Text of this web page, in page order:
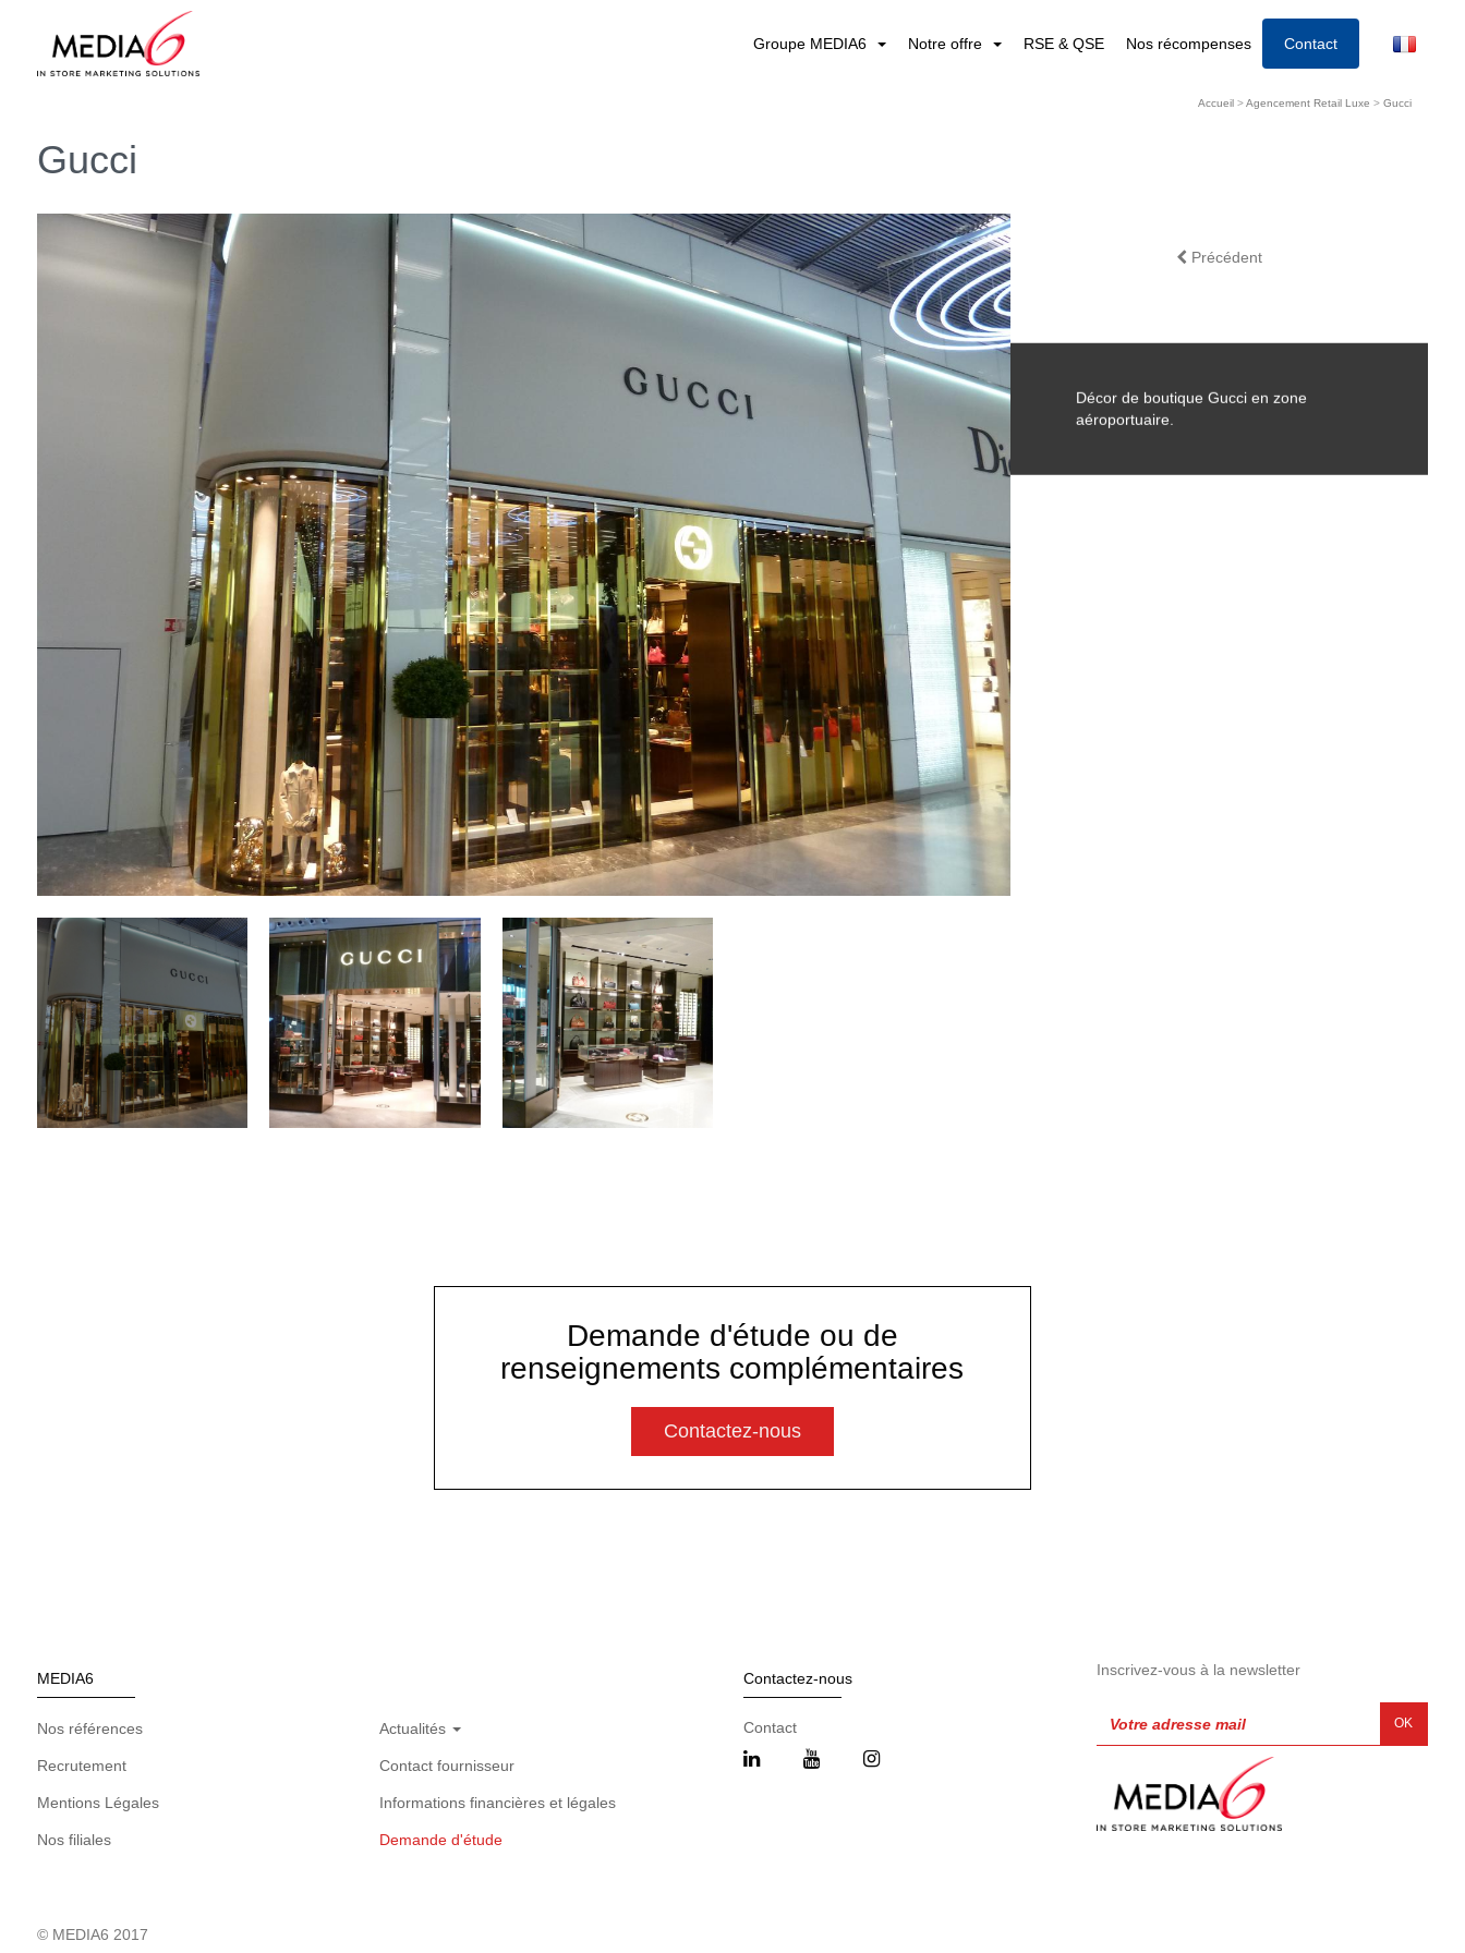
Groupe MEDIA6 Notre offre RSE & QSE Nos récompenses Contact
Accueil >Agencement Retail Luxe >Gucci
Gucci
Précédent
Décor de boutique Gucci en zone
aéroportuaire.
Demande d'étude ou de
renseignements complémentaires
Contactez-nous
MEDIA6
Nos références Actualités
Recrutement Contact fournisseur
Mentions Légales Informations financières et légales
Nos filiales Demande d'étude
Contactez-nous
Contact
Inscrivez-vous à la newsletter
OK
© MEDIA6 2017